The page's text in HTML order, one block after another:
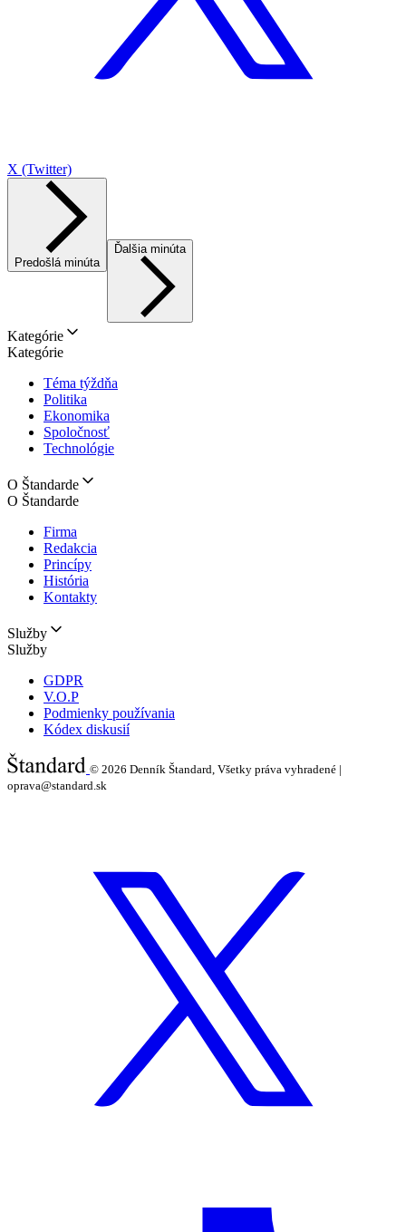
X (Twitter)
Predošlá minúta
Ďalšia minúta
Kategórie
Kategórie
Téma týždňa
Politika
Ekonomika
Spoločnosť
Technológie
O Štandarde
O Štandarde
Firma
Redakcia
Princípy
História
Kontakty
Služby
Služby
GDPR
V.O.P
Podmienky používania
Kódex diskusií
© 2026 Denník Štandard, Všetky práva vyhradené |
oprava@standard.sk